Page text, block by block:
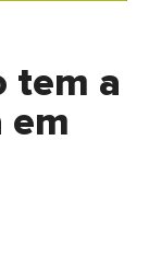
tem a
em